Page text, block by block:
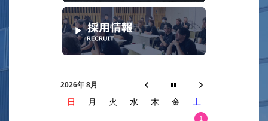
2026年 8月
日 月 火 水 木 金 土
1